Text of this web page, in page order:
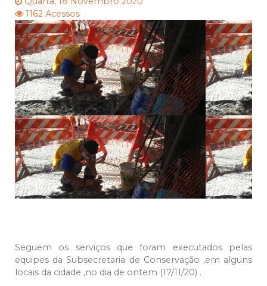
1162 Acessos
Seguem os serviços que foram executados pelas
equipes da Subsecretaria de Conservação ,em alguns
locais da cidade ,no dia de ontem (17/11/20) .